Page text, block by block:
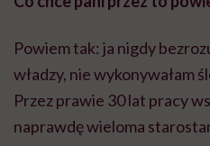
Powiem tak: ja nigdy
władzy, nie wykonywałam
Przez prawie 30 lat pracy
naprawdę wieloma